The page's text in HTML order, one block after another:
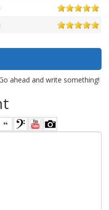
ahead and write something!